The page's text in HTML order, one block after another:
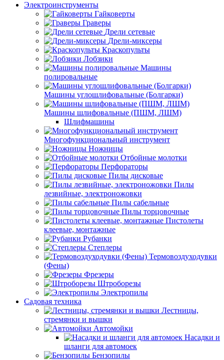
Электроинструменты
Гайковерты
Граверы
Дрели сетевые
Дрели-миксеры
Краскопульты
Лобзики
Машины
полировальные
Машины углошлифовальные (Болгарки)
Машины шлифовальные (ПШМ, ЛШМ)
Шлифмашины
Многофункциональный инструмент
Ножницы
Отбойные молотки
Перфораторы
Пилы дисковые
Пилы
лезвийные, электроножовки
Пилы сабельные
Пилы торцовочные
Пистолеты
клеевые, монтажные
Рубанки
Степлеры
Термовоздуходувки
(Фены)
Фрезеры
Штроборезы
Электропилы
Садовая техника
Лестницы,
стремянки и вышки
Автомойки
Насадки и
шланги для автомоек
Бензопилы